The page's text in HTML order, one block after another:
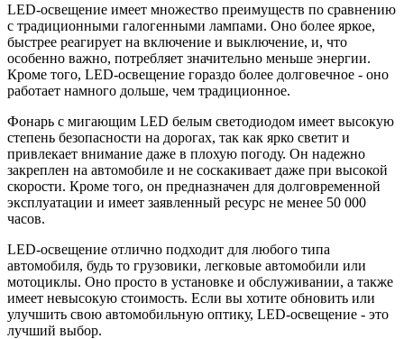
LED-освещение имеет множество преимуществ по сравнению
с традиционными галогенными лампами. Оно более яркое,
быстрее реагирует на включение и выключение, и, что
особенно важно, потребляет значительно меньше энергии.
Кроме того, LED-освещение гораздо более долговечное - оно
работает намного дольше, чем традиционное.
Фонарь с мигающим LED белым светодиодом имеет высокую
степень безопасности на дорогах, так как ярко светит и
привлекает внимание даже в плохую погоду. Он надежно
закреплен на автомобиле и не соскакивает даже при высокой
скорости. Кроме того, он предназначен для долговременной
эксплуатации и имеет заявленный ресурс не менее 50 000
часов.
LED-освещение отлично подходит для любого типа
автомобиля, будь то грузовики, легковые автомобили или
мотоциклы. Оно просто в установке и обслуживании, а также
имеет невысокую стоимость. Если вы хотите обновить или
улучшить свою автомобильную оптику, LED-освещение - это
лучший выбор.